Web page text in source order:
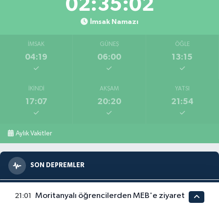
02:35:00
İmsak Namazı
İMSAK
04:19
GÜNEŞ
06:00
ÖĞLE
13:15
İKINDI
17:07
AKŞAM
20:20
YATSI
21:54
Aylık Vakitler
SON DEPREMLER
0.7
08.08.2026 03:48 6.98 km
21:01 Moritanyalı öğrencilerden MEB'e ziyaret